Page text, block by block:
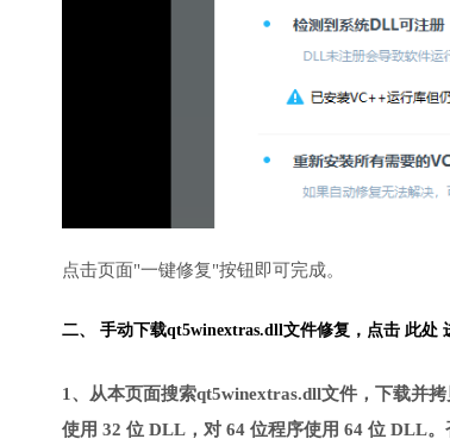
点击页面"一键修复"按钮即可完成。
二、 手动下载qt5winextras.dll文件修复， 点击 此处
1、从本页面搜索qt5winextras.dll文件，下载并
使用 32 位 DLL，对 64 位程序使用 64 位 DLL。